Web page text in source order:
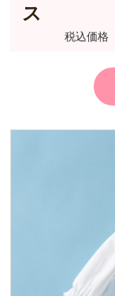
ス
税込価格